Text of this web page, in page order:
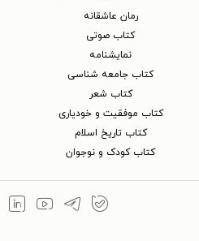
رمان عاشقانه
کتاب‌ صوتی
نمایشنامه
کتاب جامعه شناسی
کتاب شعر
کتاب موفقیت و خودیاری
کتاب تاریخ اسلام
کتاب کودک و نوجوان